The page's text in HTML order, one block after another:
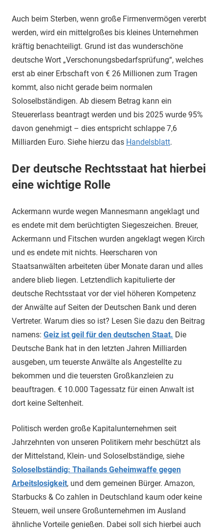
Auch beim Sterben, wenn große Firmenvermögen vererbt
werden, wird ein mittelgroßes bis kleines Unternehmen
kräftig benachteiligt. Grund ist das wunderschöne
deutsche Wort „Verschonungsbedarfsprüfung“, welches
erst ab einer Erbschaft von € 26 Millionen zum Tragen
kommt, also nicht gerade beim normalen
Soloselbständigen. Ab diesem Betrag kann ein
Steuererlass beantragt werden und bis 2025 wurde 95%
davon genehmigt – dies entspricht schlappe 7,6
Milliarden Euro. Siehe hierzu das Handelsblatt.
Der deutsche Rechtsstaat hat hierbei
eine wichtige Rolle
Ackermann wurde wegen Mannesmann angeklagt und
es endete mit dem berüchtigten Siegeszeichen. Breuer,
Ackermann und Fitschen wurden angeklagt wegen Kirch
und es endete mit nichts. Heerscharen von
Staatsanwälten arbeiteten über Monate daran und alles
andere blieb liegen. Letztendlich kapitulierte der
deutsche Rechtsstaat vor der viel höheren Kompetenz
der Anwälte auf Seiten der Deutschen Bank und deren
Vertreter. Warum dies so ist? Lesen Sie dazu den Beitrag
namens: Geiz ist geil für den deutschen Staat. Die
Deutsche Bank hat in den letzten Jahren Milliarden
ausgeben, um teuerste Anwälte als Angestellte zu
bekommen und die teuersten Großkanzleien zu
beauftragen. € 10.000 Tagessatz für einen Anwalt ist
dort keine Seltenheit.
Politisch werden große Kapitalunternehmen seit
Jahrzehnten von unseren Politikern mehr beschützt als
der Mittelstand, Klein- und Soloselbständige, siehe
Soloselbständig: Thailands Geheimwaffe gegen
Arbeitslosigkeit, und dem gemeinen Bürger. Amazon,
Starbucks & Co zahlen in Deutschland kaum oder keine
Steuern, weil unsere Großunternehmen im Ausland
ähnliche Vorteile genießen. Dabei soll sich hierbei auch